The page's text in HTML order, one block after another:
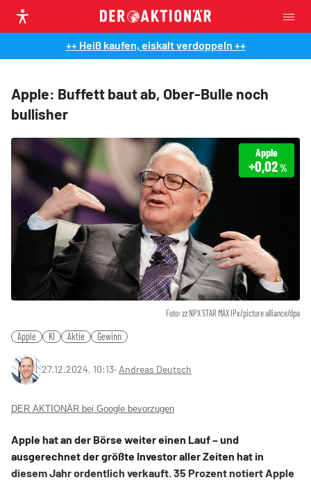
++ Heiß kaufen, eiskalt verdoppeln ++
Apple: Buffett baut ab, Ober-Bulle noch
bullisher
Foto: zz NPX STAR MAX IPx/picture alliance/dpa
Apple
+0,02%
Apple KI Aktie Gewinn
27.12.2024, 10:13‧ Andreas Deutsch
DER AKTIONÄR bei Google bevorzugen
Apple hat an der Börse weiter einen Lauf – und
ausgerechnet der größte Investor aller Zeiten hat in
diesem Jahr ordentlich verkauft. 35 Prozent notiert Apple